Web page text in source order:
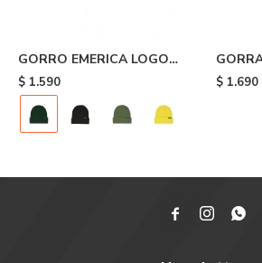
GORRO EMERICA LOGO
CLAMP BEANIE - Green
$ 1.590 $ 1.690
  